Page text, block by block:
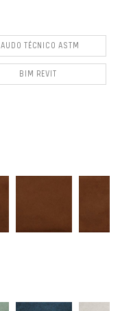
TÉCNICO ASTM
BIM REVIT